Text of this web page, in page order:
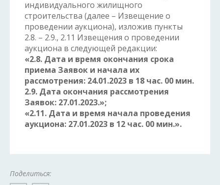
индивидуального жилищного
строительства (далее – Извещение о
проведении аукциона), изложив пункты
2.8. – 2.9., 2.11 Извещения о проведении
аукциона в следующей редакции:
«2.8. Дата и время окончания срока
приема Заявок и начала их
рассмотрения: 24.01.2023 в 18 час. 00 мин.
2.9. Дата окончания рассмотрения
Заявок: 27.01.2023.»;
«2.11. Дата и время начала проведения
аукциона: 27.01.2023 в 12 час. 00 мин.».
Поделиться: